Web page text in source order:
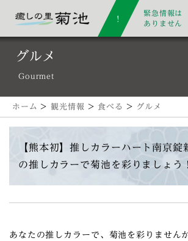
緊急情報は
ありません
グルメ
Gourmet
ホーム >観光情報 >食べる > グルメ
【熊本初】推しカラーハート南京錠
の推しカラーで菊池を彩りましょう！
あなたの推しカラーで、菊池を彩りません